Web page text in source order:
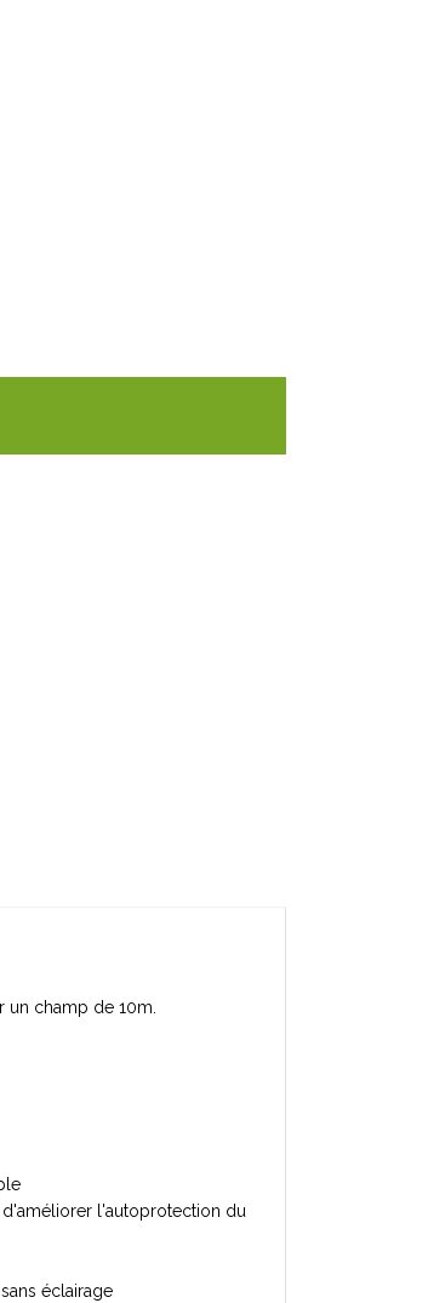
champ de 10m.
l'autoprotection du
éclairage